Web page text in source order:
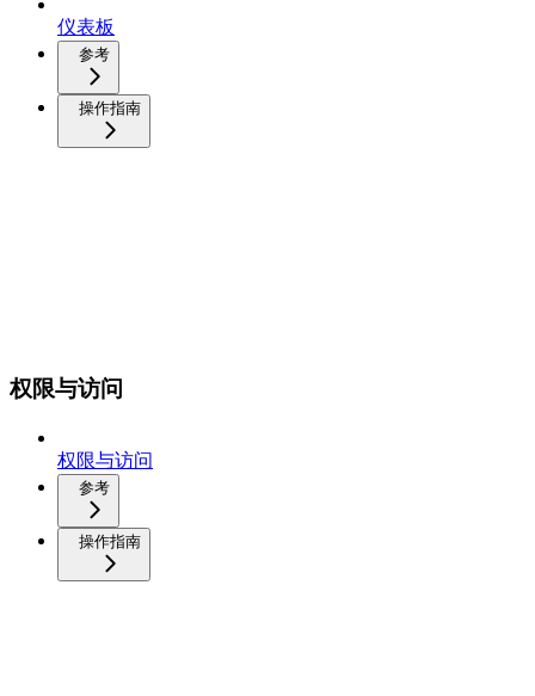
仪表板
参考
操作指南
权限与访问
权限与访问
参考
操作指南